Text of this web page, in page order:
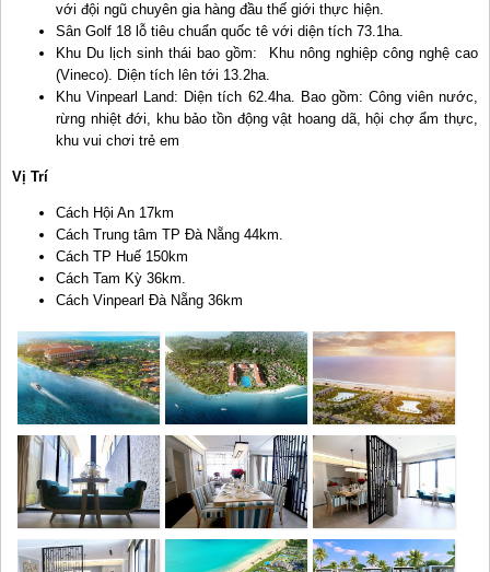
với đội ngũ chuyên gia hàng đầu thế giới thực hiện.
Sân Golf 18 lỗ tiêu chuẩn quốc tê với diện tích 73.1ha.
Khu Du lịch sinh thái bao gồm: Khu nông nghiệp công nghệ cao
(Vineco). Diện tích lên tới 13.2ha.
Khu Vinpearl Land: Diện tích 62.4ha. Bao gồm: Công viên nước,
rừng nhiệt đới, khu bảo tồn động vật hoang dã, hội chợ ẩm thực,
khu vui chơi trẻ em
Vị Trí
Cách Hội An 17km
Cách Trung tâm TP Đà Nẵng 44km.
Cách TP Huế 150km
Cách Tam Kỳ 36km.
Cách Vinpearl Đà Nẵng 36km